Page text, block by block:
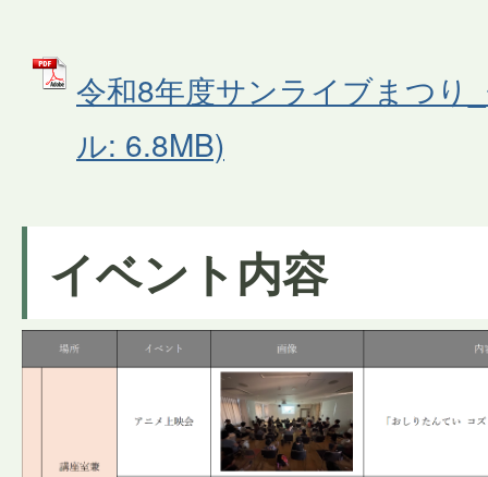
令和8年度サンライブまつり
ル: 6.8MB)
イベント内容